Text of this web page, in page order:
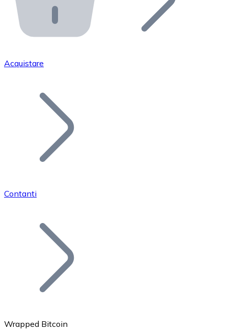
API Bitnovo
Integra la nostra API nel tuo ecosistema.
Unisciti alla nostra rete di rivenditori e
Aggiungi il token del tuo progetto al nostro servizio di
Bitcoin
Acquistare
Contanti
Wrapped Bitcoin